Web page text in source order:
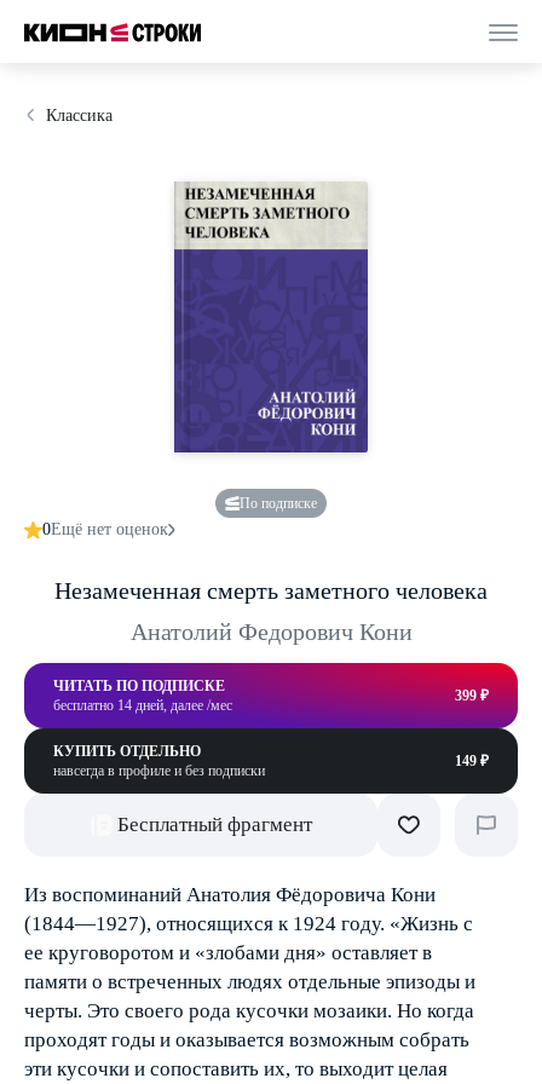
Классика
По подписке
0Ещё нет оценок
Незамеченная смерть заметного человека
Анатолий Федорович Кони
ЧИТАТЬ ПО ПОДПИСКЕ
бесплатно 14 дней, далее /мес
399 ₽
КУПИТЬ ОТДЕЛЬНО
навсегда в профиле и без подписки
149 ₽
Бесплатный фрагмент
Из воспоминаний Анатолия Фёдоровича Кони
(1844—1927), относящихся к 1924 году. «Жизнь с
ее круговоротом и «злобами дня» оставляет в
памяти о встреченных людях отдельные эпизоды и
черты. Это своего рода кусочки мозаики. Но когда
проходят годы и оказывается возможным собрать
эти кусочки и сопоставить их, то выходит целая